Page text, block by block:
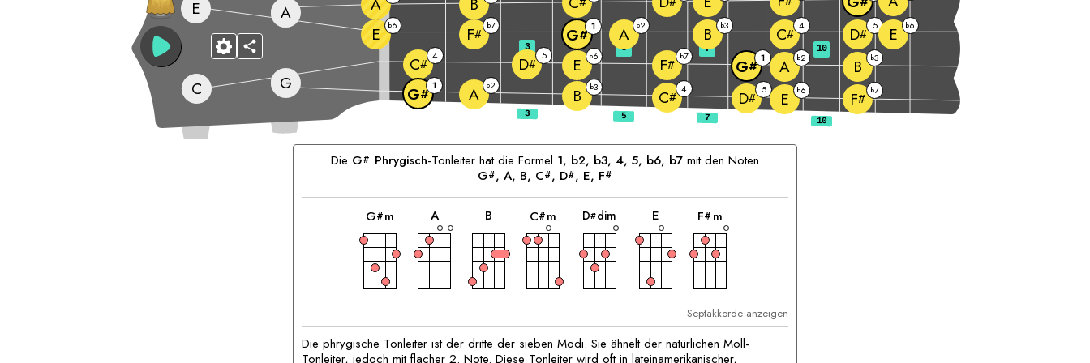
G
G# 1 A b2 B b3
C# 4 D# 5 E b6 F#
b7
C
C# 4 D# 5 E b6 F#
b7
G# 1 A b2 B b3
E
E
b6 F#
b7 G# 1 A b2 B b3 C# 4 D# 5 E b6
A
3 5 7 10
Die G# Phrygisch-Tonleiter hat die Formel 1, b2, b3, 4, 5, b6, b7 mit den Noten
G#, A, B, C#, D#, E, F#
Passende
Akkorde:
G#m
akkord
A
akkord
B
akkord
C#m
akkord
D#dim
akkord
E
akkord
F# m
akkord
Septakkorde anzeigen
Die phrygische Tonleiter ist der dritte der sieben Modi. Sie ähnelt der natürlichen Moll-
Tonleiter, jedoch mit flacher 2. Note. Diese Tonleiter wird oft in lateinamerikanischer,